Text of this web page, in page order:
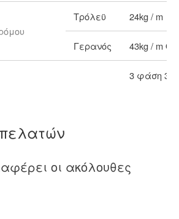
Τρόλεϋ 24kg / m
Γερανός 43kg / m
3 φάση
οι ακόλουθες